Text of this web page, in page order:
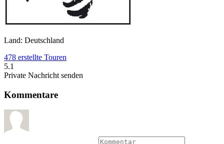
Land: Deutschland
478 erstellte Touren
5.1
Private Nachricht senden
Kommentare